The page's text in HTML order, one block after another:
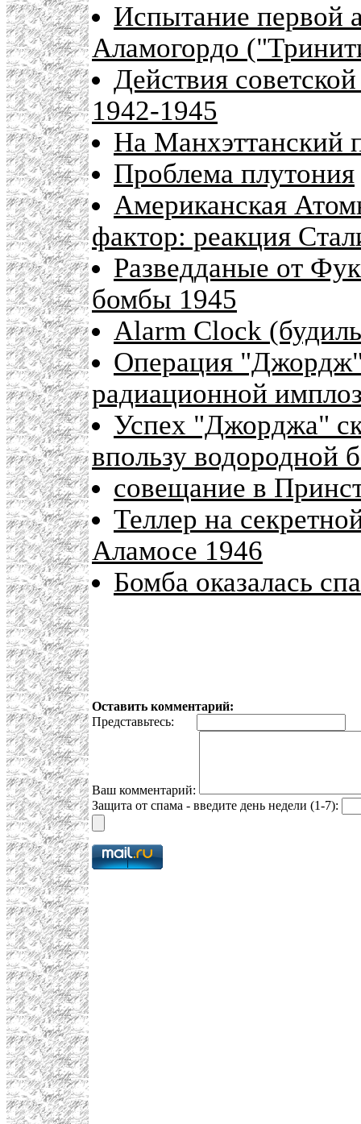
Испытание
Аламогордо
Действия
1942-1945
На Манхэттанский
Проблема плутония
Американская
фактор: реакция
Разведданые от
бомбы 1945
Alarm Clock
Операция
радиационной
Успех "Джорджа"
впользу водородной
совещание в
Теллер на
Аламосе 1946
Бомба оказалась
Оставить комментарий:
Представьтесь:
Ваш комментарий:
Защита от спама - введите день недели (1-7):